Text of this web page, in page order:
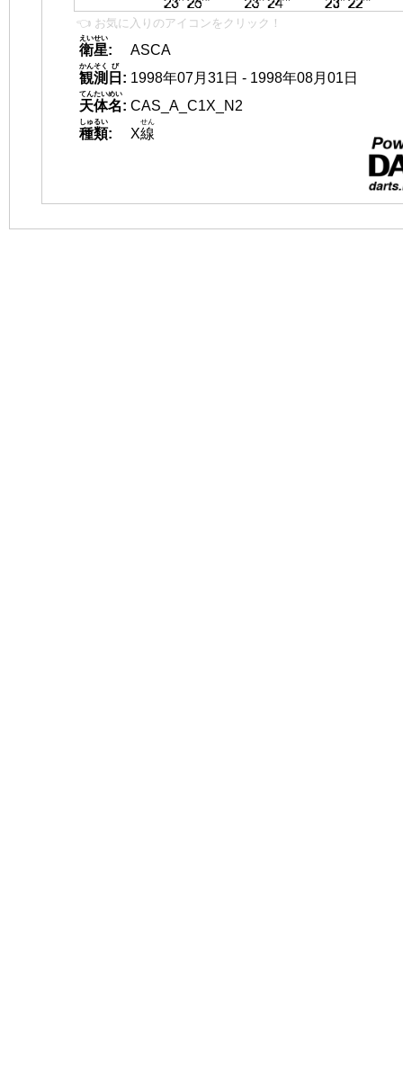
👈 お気に入りのアイコンをクリック！
衛星
えいせい
:
ASCA
観測
かんそく
日
び
: 1998年07月31日 - 1998年08月01日
天体名
てんたいめい
: CAS_A_C1X_N2
種類
しゅるい
: X線
せん